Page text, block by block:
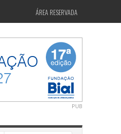
ÁREA RESERVADA
PUB